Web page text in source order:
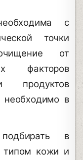
с
точки
от
факторов
необходимо в
в
типом кожи и